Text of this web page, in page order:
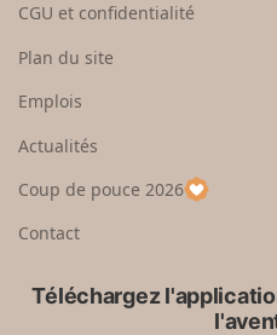
e
u
p
a
CGU et confidentialité
Plan du site
Emplois
Actualités
Coup de pouce 2026
Contact
Téléchargez